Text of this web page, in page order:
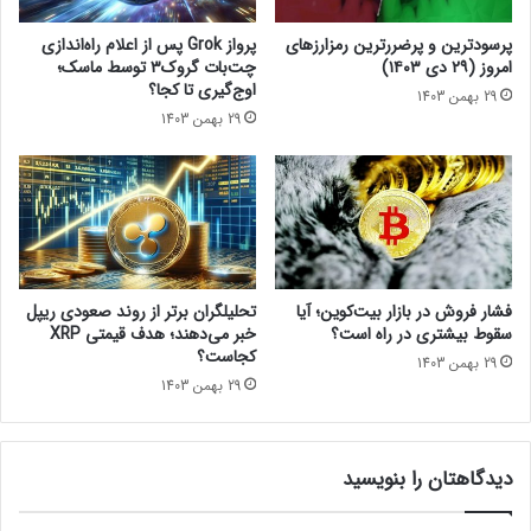
گ
د
ر
ش
ک
ه
ا
ت
ر
ی
و
م
ا
ر
ز
ا
ی
ا
م
ر
و
ز
(
۳
ر
و
ر
پرسودترین و پرضررترین رمزارزهای
امروز (۲۹ دی ۱۴۰۳)
29 بهمن 1403
پرواز Grok پس از اعلام راه‌اندازی
چت‌بات گروک۳ توسط ماسک؛
اوج‌گیری تا کجا؟
29 بهمن 1403
فشار فروش در بازار بیت‌کوین؛ آیا
سقوط بیشتری در راه است؟
29 بهمن 1403
تحلیلگران برتر از روند صعودی ریپل
خبر می‌دهند؛ هدف قیمتی XRP
کجاست؟
29 بهمن 1403
دیدگاهتان را بنویسید